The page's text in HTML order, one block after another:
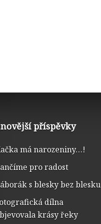
příspěvky
má narozeniny…!
pro radost
s blesky bez blesku
dílna
krásy řeky